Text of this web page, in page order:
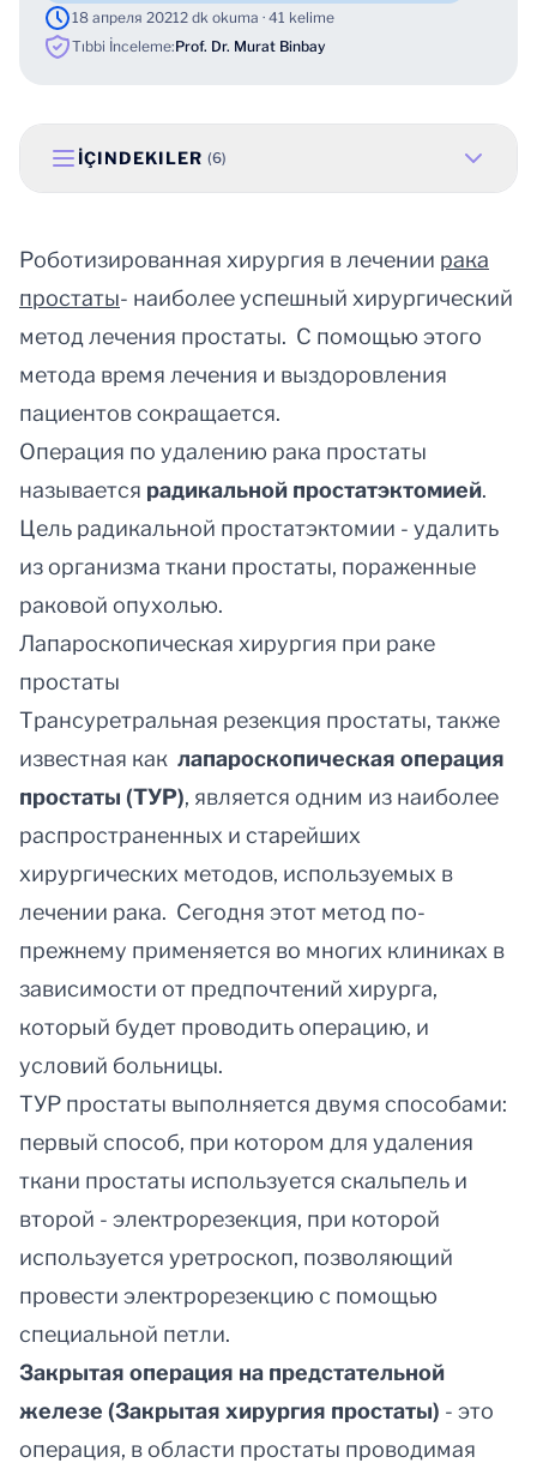
18 апреля 20212 dk okuma · 41 kelime
Tıbbi İnceleme:Prof. Dr. Murat Binbay
İÇINDEKILER (6)
Роботизированная хирургия в лечении рака
простаты- наиболее успешный хирургический
метод лечения простаты. С помощью этого
метода время лечения и выздоровления
пациентов сокращается.
Операция по удалению рака простаты
называется радикальной простатэктомией.
Цель радикальной простатэктомии - удалить
из организма ткани простаты, пораженные
раковой опухолью.
Лапароскопическая хирургия при раке
простаты
Трансуретральная резекция простаты, также
известная как лапароскопическая операция
простаты (ТУР), является одним из наиболее
распространенных и старейших
хирургических методов, используемых в
лечении рака. Сегодня этот метод по-
прежнему применяется во многих клиниках в
зависимости от предпочтений хирурга,
который будет проводить операцию, и
условий больницы.
ТУР простаты выполняется двумя способами:
первый способ, при котором для удаления
ткани простаты используется скальпель и
второй - электрорезекция, при которой
используется уретроскоп, позволяющий
провести электрорезекцию с помощью
специальной петли.
Закрытая операция на предстательной
железе (Закрытая хирургия простаты) - это
операция, в области простаты проводимая